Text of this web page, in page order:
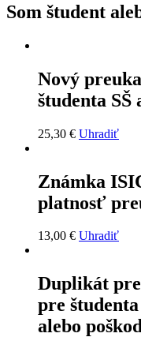
Som študent
Nový
študenta SŠ
25,30 € Uhradiť
Známka
platnosť
13,00 € Uhradiť
Duplikát
pre
alebo